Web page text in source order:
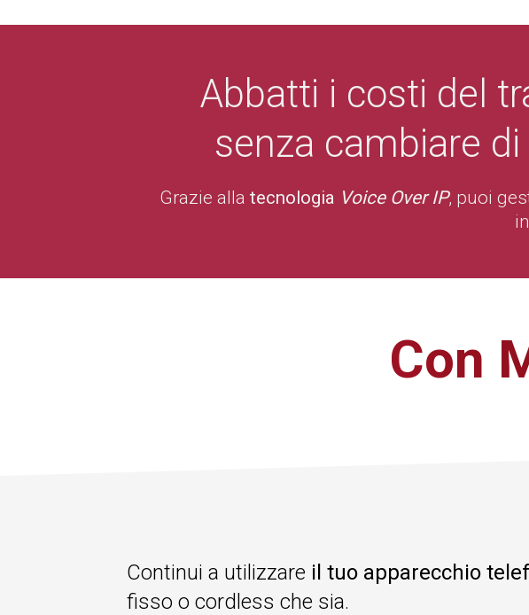
Abbatti i costi del
senza cambiare
Grazie alla tecnologia Voice Over IP, puoi
Con
Continui a utilizzare il tuo apparecchio
fisso o cordless che sia.